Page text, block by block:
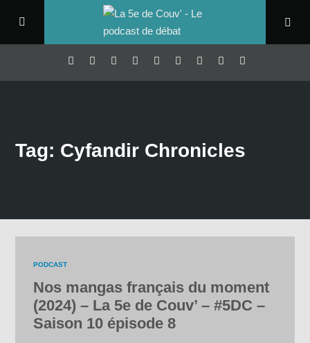
Tag: Cyfandir Chronicles
PODCAST
Nos mangas français du moment
(2024) – La 5e de Couv’ – #5DC –
Saison 10 épisode 8